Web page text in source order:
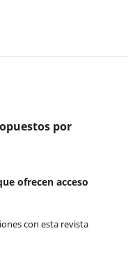
por
ofrecen acceso
con esta revista